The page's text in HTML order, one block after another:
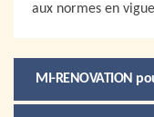
aux normes en
MI-RENOVATION